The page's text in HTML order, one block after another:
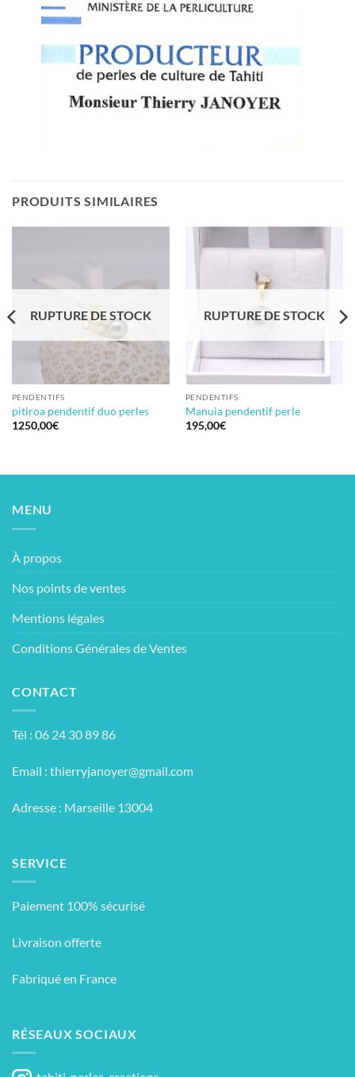
PRODUITS SIMILAIRES
RUPTURE DE STOCK
PENDENTIFS
pitiroa pendentif duo perles
1250,00€
RUPTURE DE STOCK
PENDENTIFS
Manuia pendentif perle
195,00€
MENU
À propos
Nos points de ventes
Mentions légales
Conditions Générales de Ventes
CONTACT
Tél : 06 24 30 89 86
Email : thierryjanoyer@gmail.com
Adresse : Marseille 13004
SERVICE
Paiement 100% sécurisé
Livraison offerte
Fabriqué en France
RÉSEAUX SOCIAUX